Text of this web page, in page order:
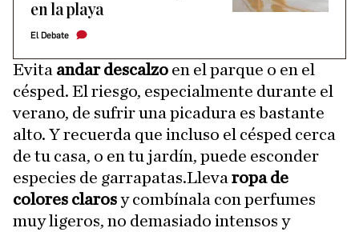
en la playa
El Debate
Evita andar descalzo en el parque o en el
césped. El riesgo, especialmente durante el
verano, de sufrir una picadura es bastante
alto. Y recuerda que incluso el césped cerca
de tu casa, o en tu jardín, puede esconder
especies de garrapatas.Lleva ropa de
colores clarosy combínala con perfumes
muy ligeros, no demasiado intensos y